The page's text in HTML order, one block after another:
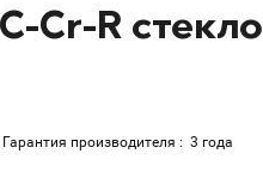
Cr-R стекло
Гарантия производителя : 3 года